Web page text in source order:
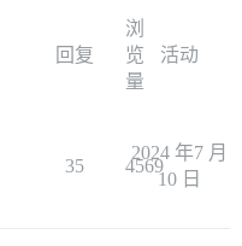
回复
浏
览
量
活动
35 4569
2024 年7 月
10 日